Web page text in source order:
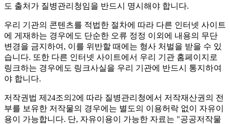
도 출처가 질병관리청임을 반드시 명시해야 합니다.
우리 기관의 콘텐츠를 적법한 절차에 따라 다른 인터넷 사이트
에 게재하는 경우에도 단순한 오류 정정 이외에 내용의 무단
변경을 금지하여, 이를 위반할 때에는 형사 처벌을 받을 수 있
습니다. 또한 다른 인터넷 사이트에서 우리 기관 홈페이지로
링크하는 경우에도 링크사실을 우리 기관에 반드시 통지하여
야 합니다.
저작권법 제24조의2에 따라 질병관리청에서 저작재산권의 전
부를 보유한 저작물의 경우에는 별도의 이용허락 없이 자유이
용이 가능합니다. 단, 자유이용이 가능한 자료는 "공공저작물